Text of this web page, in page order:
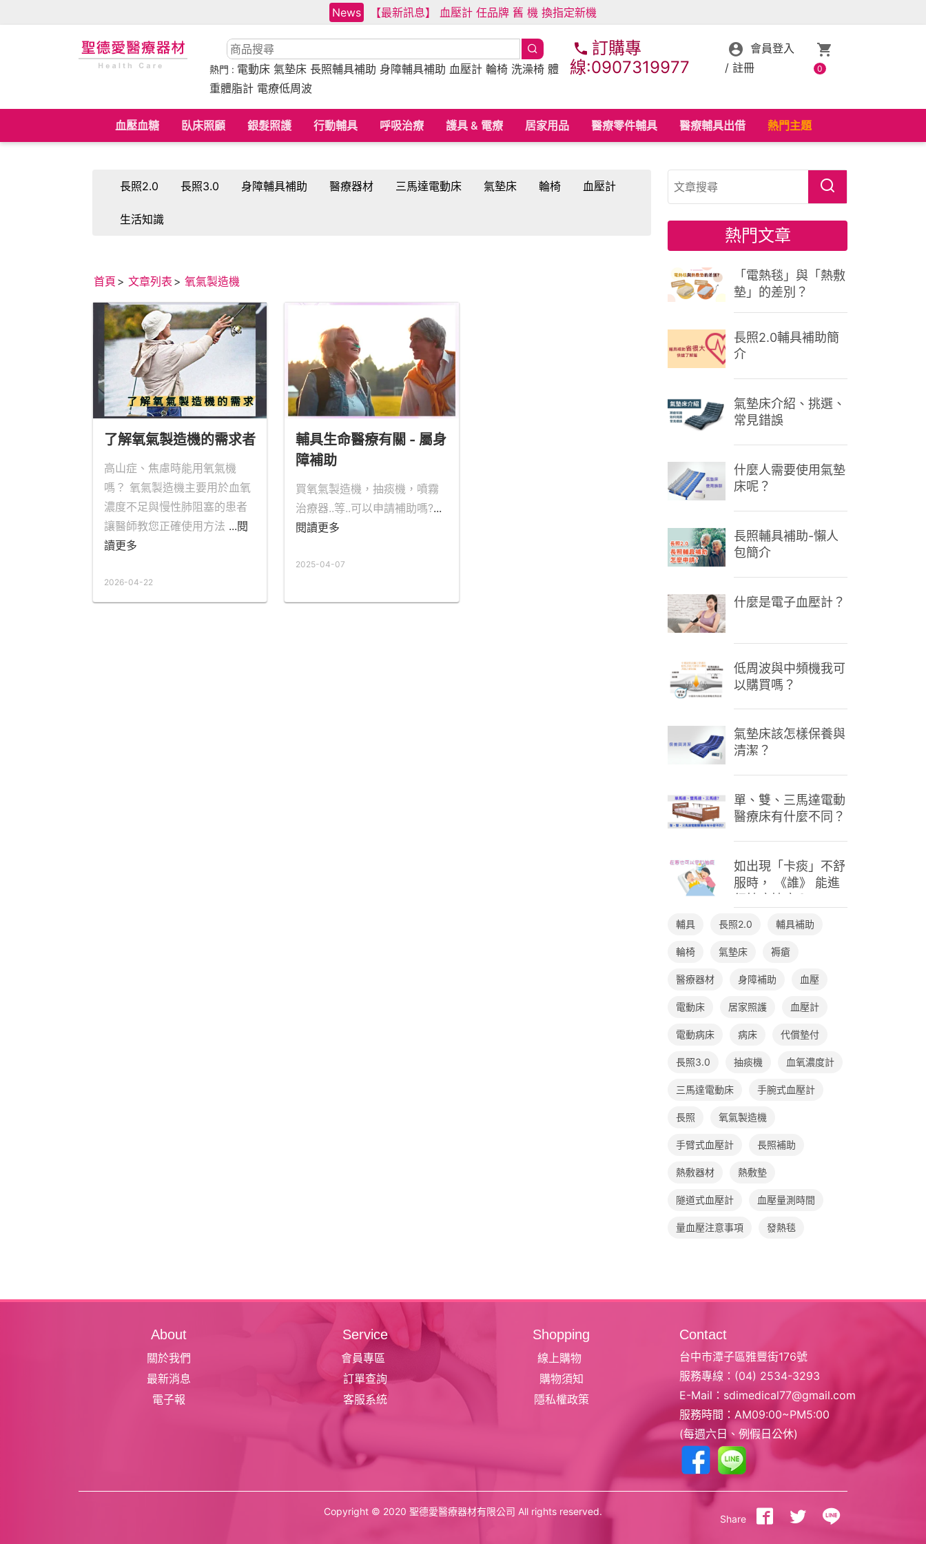
News 【最新訊息】 血壓計 任品牌 舊 機 換指定新機
熱門 : 電動床 氣墊床 長照輔具補助 身障輔具補助 血壓計 輪椅 洗澡椅 體
重體脂計 電療低周波
訂購專
線:0907319977
會員登入
/ 註冊 0
血壓血糖 臥床照顧 銀髮照護 行動輔具 呼吸治療 護具 & 電療 居家用品 醫療零件輔具 醫療輔具出借 熱門主題
長照2.0 長照3.0 身障輔具補助 醫療器材 三馬達電動床 氣墊床 輪椅 血壓計
生活知識
首頁 文章列表 氧氣製造機
了解氧氣製造機的需求者
高山症、焦慮時能用氧氣機
嗎？ 氧氣製造機主要用於血氧
濃度不足與慢性肺阻塞的患者
讓醫師教您正確使用方法 ...閱
讀更多
2026-04-22
輔具生命醫療有關 - 屬身
障補助
買氧氣製造機，抽痰機，噴霧
治療器..等..可以申請補助嗎?...
閱讀更多
2025-04-07
熱門文章
「電熱毯」與「熱敷
墊」的差別？
長照2.0輔具補助簡
介
氣墊床介紹、挑選、
常見錯誤
什麼人需要使用氣墊
床呢？
長照輔具補助-懶人
包簡介
什麼是電子血壓計？
低周波與中頻機我可
以購買嗎？
氣墊床該怎樣保養與
清潔？
單、雙、三馬達電動
醫療床有什麼不同？
如出現「卡痰」不舒
服時， 《誰》 能進
輔具 長照2.0 輔具補助
輪椅 氣墊床 褥瘡
醫療器材 身障補助 血壓
電動床 居家照護 血壓計
電動病床 病床 代償墊付
長照3.0 抽痰機 血氧濃度計
三馬達電動床 手腕式血壓計
長照 氧氣製造機
手臂式血壓計 長照補助
熱敷器材 熱敷墊
隧道式血壓計 血壓量測時間
量血壓注意事項 發熱毯
About
關於我們
最新消息
電子報
Service
會員專區
訂單查詢
客服系統
Shopping
線上購物
購物須知
隱私權政策
Contact
台中市潭子區雅豐街176號
服務專線： (04) 2534-3293
E-Mail： sdimedical77@gmail.com
服務時間：AM09:00~PM5:00
(每週六日、例假日公休)
Copyright © 2020 聖德愛醫療器材有限公司 All rights reserved.
Share